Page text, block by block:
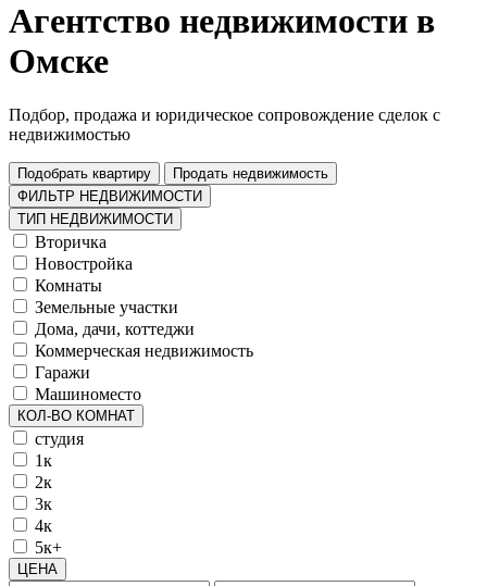
Агентство недвижимости в
Омске
Подбор, продажа и юридическое сопровождение сделок с
недвижимостью
Подобрать квартиру
Продать недвижимость
ФИЛЬТР НЕДВИЖИМОСТИ
ТИП НЕДВИЖИМОСТИ
Вторичка
Новостройка
Комнаты
Земельные участки
Дома, дачи, коттеджи
Коммерческая недвижимость
Гаражи
Машиноместо
КОЛ-ВО КОМНАТ
студия
1к
2к
3к
4к
5к+
ЦЕНА